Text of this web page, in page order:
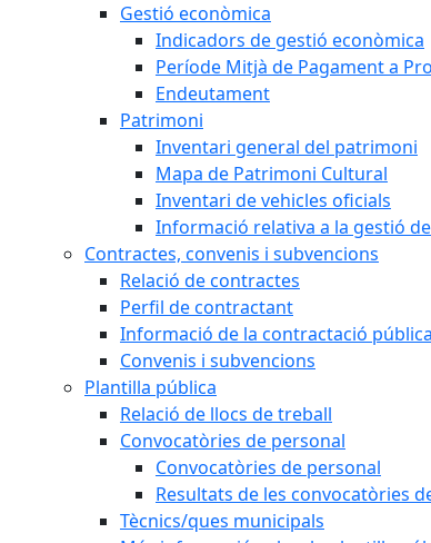
Gestió econòmica
Indicadors de gestió econòmica
Període Mitjà de Pagament a
Endeutament
Patrimoni
Inventari general del patrimoni
Mapa de Patrimoni Cultural
Inventari de vehicles oficials
Informació relativa a la gestió
Contractes, convenis i subvencions
Relació de contractes
Perfil de contractant
Informació de la contractació pública
Convenis i subvencions
Plantilla pública
Relació de llocs de treball
Convocatòries de personal
Convocatòries de personal
Resultats de les convocatòries
Tècnics/ques municipals